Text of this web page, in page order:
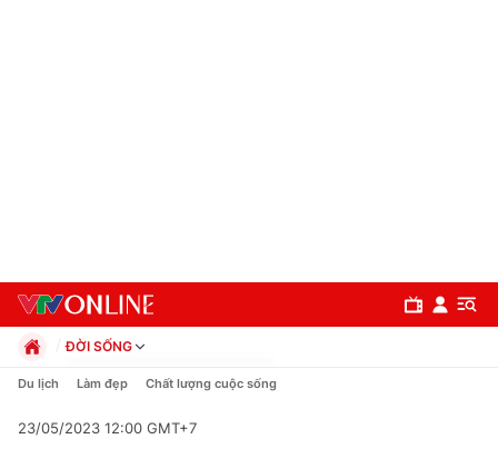
ĐỜI SỐNG
Chính trị
Pháp luật
Du lịch Làm đẹp Chất lượng cuộc sống
23/05/2023 12:00 GMT+7